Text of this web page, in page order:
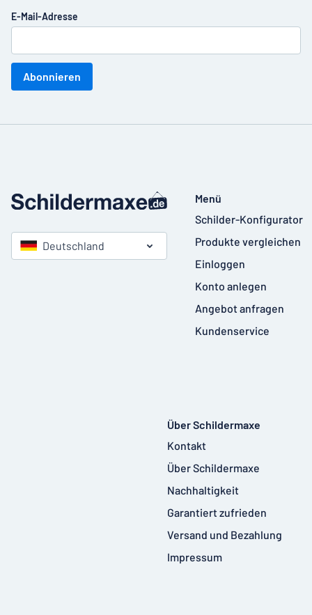
E-Mail-Adresse
Abonnieren
Deutschland
Menü
Schilder-Konfigurator
Produkte vergleichen
Einloggen
Konto anlegen
Angebot anfragen
Kundenservice
Über Schildermaxe
Kontakt
Über Schildermaxe
Nachhaltigkeit
Garantiert zufrieden
Versand und Bezahlung
Impressum